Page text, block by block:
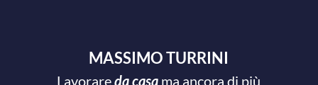
MASSIMO TURRINI
Lavorareda casa ma ancora di più